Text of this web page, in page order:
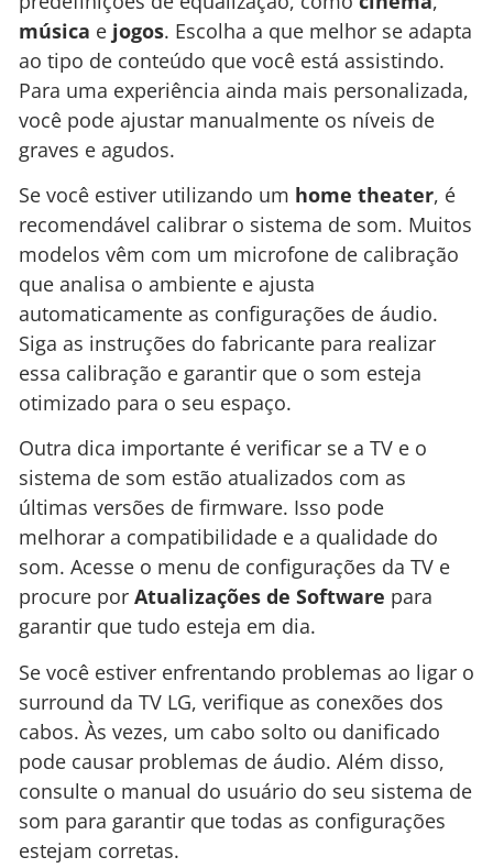
música e jogos. Escolha a que melhor se adapta
ao tipo de conteúdo que você está assistindo.
Para uma experiência ainda mais personalizada,
você pode ajustar manualmente os níveis de
graves e agudos.
Se você estiver utilizando um home theater, é
recomendável calibrar o sistema de som. Muitos
modelos vêm com um microfone de calibração
que analisa o ambiente e ajusta
automaticamente as configurações de áudio.
Siga as instruções do fabricante para realizar
essa calibração e garantir que o som esteja
otimizado para o seu espaço.
Outra dica importante é verificar se a TV e o
sistema de som estão atualizados com as
últimas versões de firmware. Isso pode
melhorar a compatibilidade e a qualidade do
som. Acesse o menu de configurações da TV e
procure por Atualizações de Software para
garantir que tudo esteja em dia.
Se você estiver enfrentando problemas ao ligar o
surround da TV LG, verifique as conexões dos
cabos. Às vezes, um cabo solto ou danificado
pode causar problemas de áudio. Além disso,
consulte o manual do usuário do seu sistema de
som para garantir que todas as configurações
estejam corretas.